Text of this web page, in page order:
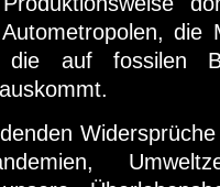
die
die auf fossilen